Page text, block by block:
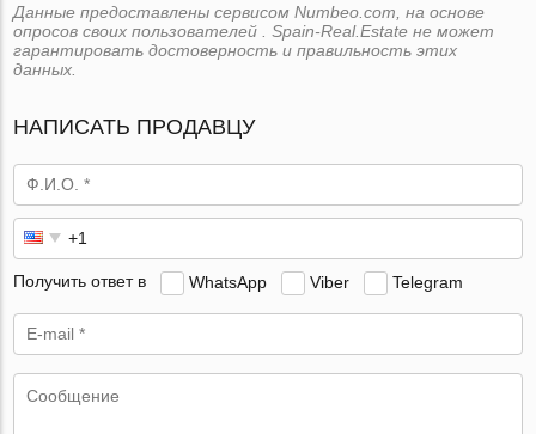
Данные предоставлены сервисом Numbeo.com, на основе
опросов своих пользователей . Spain-Real.Estate не может
гарантировать достоверность и правильность этих
данных.
НАПИСАТЬ ПРОДАВЦУ
Получить ответ в WhatsApp Viber Telegram